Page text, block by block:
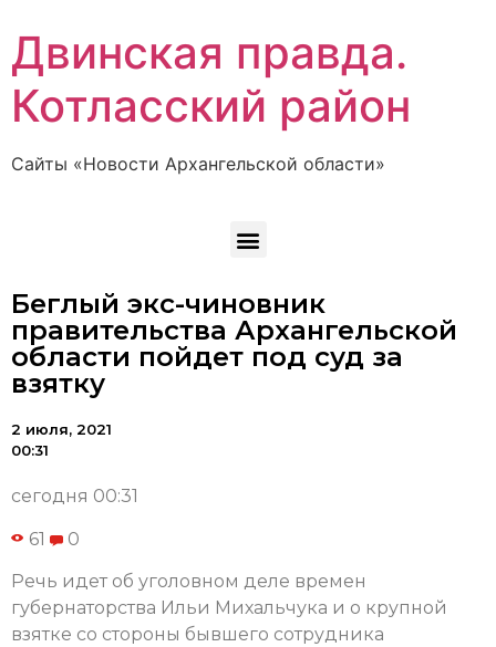
Двинская правда.
Котласский район
Сайты «Новости Архангельской области»
Беглый экс-чиновник
правительства Архангельской
области пойдет под суд за
взятку
2 июля, 2021
00:31
сегодня 00:31
61 0
Речь идет об уголовном деле времен
губернаторства Ильи Михальчука и о крупной
взятке со стороны бывшего сотрудника